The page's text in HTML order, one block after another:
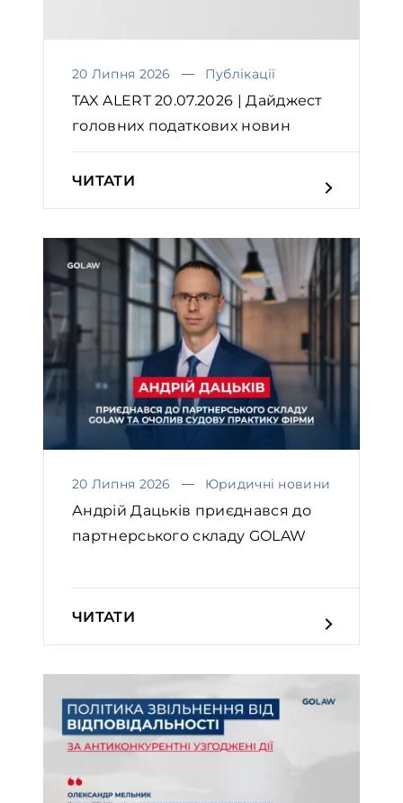
20 Липня 2026 Публікації
TAX ALERT 20.07.2026 | Дайджест
головних податкових новин
ЧИТАТИ
20 Липня 2026 Юридичні новини
Андрій Дацьків приєднався до
партнерського складу GOLAW
ЧИТАТИ